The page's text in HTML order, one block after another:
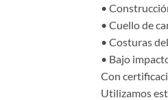
•
• Cuello de
• Costuras
• Bajo
Con
Utilizamos